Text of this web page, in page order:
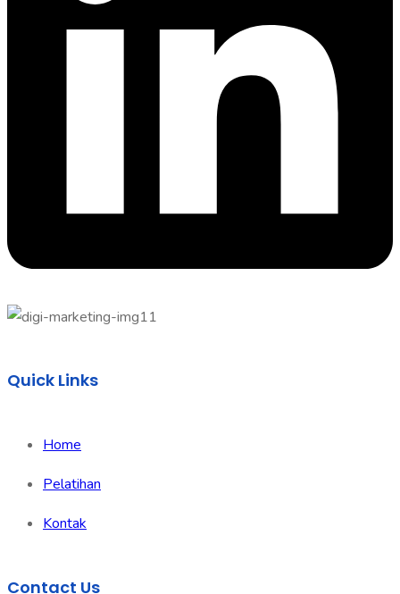
Quick Links
Home
Pelatihan
Kontak
Contact Us